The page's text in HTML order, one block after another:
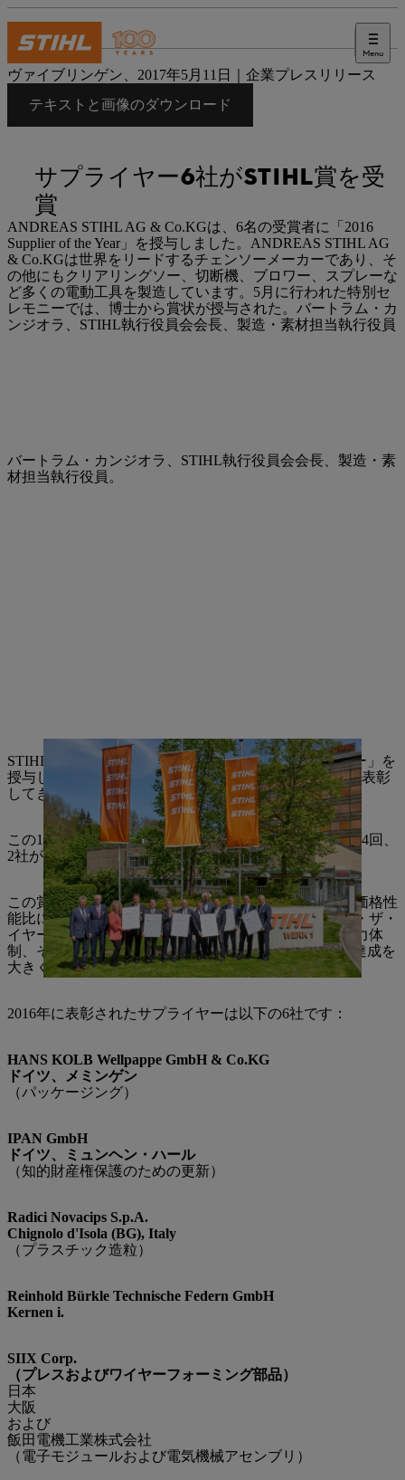
Menu
プレス
ヴァイブリンゲン、2017年5月11日｜企業プレスリリース
テキストと画像のダウンロード
サプライヤー6社がSTIHL賞を受
賞
ANDREAS STIHL AG & Co.KGは、6名の受賞者に「2016
Supplier of the Year」を授与しました。ANDREAS STIHL AG
& Co.KGは世界をリードするチェンソーメーカーであり、そ
の他にもクリアリングソー、切断機、ブロワー、スプレーな
ど多くの電動工具を製造しています。5月に行われた特別セ
レモニーでは、博士から賞状が授与された。バートラム・カ
ンジオラ、STIHL執行役員会会長、製造・素材担当執行役員
バートラム・カンジオラ、STIHL執行役員会会長、製造・素
材担当執行役員。
STIHLは1990年から「サプライヤー・オブ・ザ・イヤー」を
授与しており、これまでに延べ100社のサプライヤーを表彰
してきました。
この100社のうち、22社がすでに2回、8社が3回、2社が4回、
2社が5回受賞している。
この賞の評価基準は、品質、技術、革新、サービス、価格性
能比に関する優れた業績である。サプライヤー・オブ・ザ・
イヤー」賞は、高い納品品質、時間厳守、柔軟性、協力体
制、そして貢献した専門知識を通じて、STIHLの目標達成を
大きく支えたサプライヤーを表彰するものです。
2016年に表彰されたサプライヤーは以下の6社です：
HANS KOLB Wellpappe GmbH & Co.KG
ドイツ、メミンゲン
（パッケージング）
IPAN GmbH
ドイツ、ミュンヘン・ハール
（知的財産権保護のための更新）
Radici Novacips S.p.A.
Chignolo d'Isola (BG), Italy
（プラスチック造粒）
Reinhold Bürkle Technische Federn GmbH
Kernen i.
SIIX Corp.
（プレスおよびワイヤーフォーミング部品）
日本
大阪
および
飯田電機工業株式会社
（電子モジュールおよび電気機械アセンブリ）